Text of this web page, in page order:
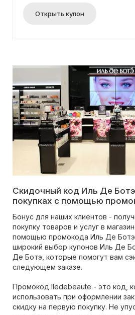
возможность порадовать себя
бонусом от марки ERBORIAN!
Открыть купон
Скидочный код Иль Де
покупках с помощью
Бонус для наших клиентов -
покупку товаров и услуг в
помощью промокода Иль Де
широкий выбор купонов Иль Де
Де Ботэ, которые помогут вам
следующем заказе.
Промокод Iledebeaute - это код,
использовать при оформлении
скидку на первую покупку. Не